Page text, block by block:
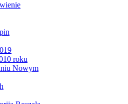
roku
Nowym